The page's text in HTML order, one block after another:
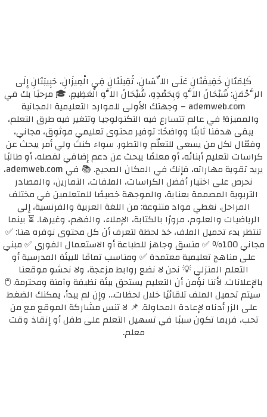
كَلِمَتَانِ خَفِيفَتَانِ عَلَى اللِّسَانِ، ثَقِيلَتَانِ فِي الْمِيزَانِ، حَبِيبَتَانِ إِلَى
الرَّحْمَنِ: سُبْحَانَ اللَّهِ وَبِحَمْدِهِ، سُبْحَانَ اللَّهِ الْعَظِيمِ. 🎓 مرحبًا بك في
ademweb.com – وجهتك الأولى للموارد التعليمية المجانية
والمميزة! في عالم تتسارع فيه التكنولوجيا وتتغير فيه طرق التعلم،
يبقى هدفنا ثابتًا وواضحًا: توفير محتوى تعليمي موثوق، مجاني،
وفعّال لكل من يسعى للتعلّم والتطور. سواء كنتَ ولي أمر يبحث عن
كراسات لتعليم أبنائه، أو معلمًا يبحث عن دعم إضافي لفصله، أو طالبًا
يريد تقوية مهاراته، فإنك في المكان الصحيح. 📚 في ademweb.com،
نحرص على اختيار أفضل الكراسات، الملفات، التمارين، والمصادر
التربوية المصممة بعناية، والموجهة خصيصًا للمتعلمين في مختلف
المراحل. نغطي مواد متنوعة: من اللغة العربية والفرنسية، إلى
الرياضيات والعلوم، مرورًا بالكتابة، الإملاء، والفهم، وغيرها. ⏳ بينما
تنتظر بدء تحميل الملف، خذ لحظة لتعرف أن كل محتوى نوفره هنا: ✅
مجاني 100٪ ✅ منسق وجاهز للطباعة أو الاستعمال الفوري ✅ مبني
على مناهج تعليمية معتمدة ✅ ومناسب تمامًا للبيئة المدرسية أو
التعلم المنزلي 💡 نحن لا نضع روابط مزعجة، ولا نحشو موقعنا
بالإعلانات. لأننا نؤمن أن التعليم يستحق بيئة نظيفة وآمنة ومحترمة. 🖱️
سيتم تحميل الملف تلقائيًا خلال لحظات... وإن لم يبدأ، يمكنك الضغط
على الزر أدناه لإعادة المحاولة. 📌 لا تنس مشاركة الموقع مع من
تحب، فربما تكون سببًا في تسهيل التعلم على طفل أو إنقاذ وقت
معلم.